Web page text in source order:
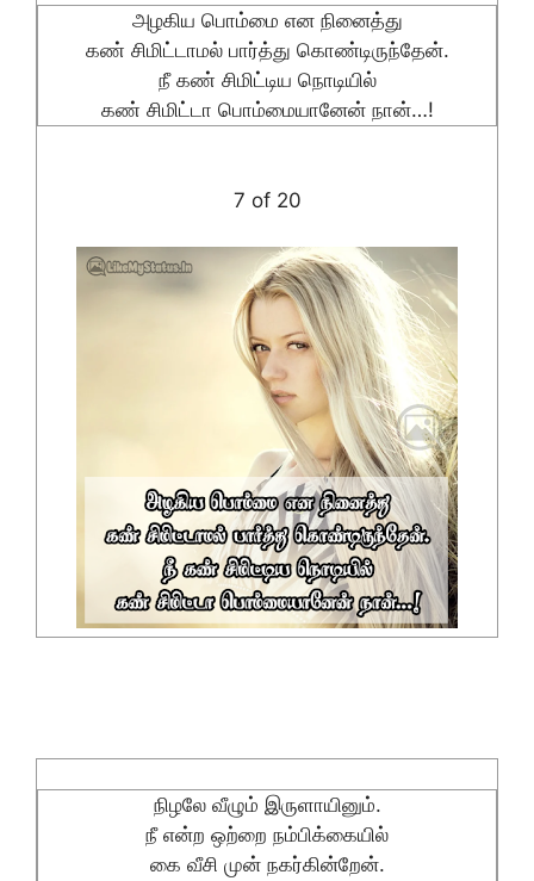
அழகிய பொம்மை என நினைத்து
கண் சிமிட்டாமல் பார்த்து கொண்டிருந்தேன்.
நீ கண் சிமிட்டிய நொடியில்
கண் சிமிட்டா பொம்மையானேன் நான்…!
7 of 20
நிழலே வீழும் இருளாயினும்.
நீ என்ற ஒற்றை நம்பிக்கையில்
கை வீசி முன் நகர்கின்றேன்.